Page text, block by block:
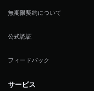
無期限契約について
公式認証
フィードバック
サービス